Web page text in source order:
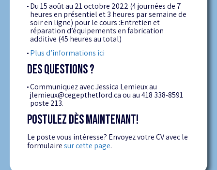
Du 15 août au 21 octobre 2022 (4 journées de 7
heures en présentiel et 3 heures par semaine de
soir en ligne) pour le cours :Entretien et
réparation d’équipements en fabrication
additive (45 heures au total)
Plus d’informations ici
DES QUESTIONS ?
Communiquez avec Jessica Lemieux au
jlemieux@cegepthetford.ca ou au 418 338-8591
poste 213.
POSTULEZ DÈS MAINTENANT!
Le poste vous intéresse? Envoyez votre CV avec le
formulairesur cette page.